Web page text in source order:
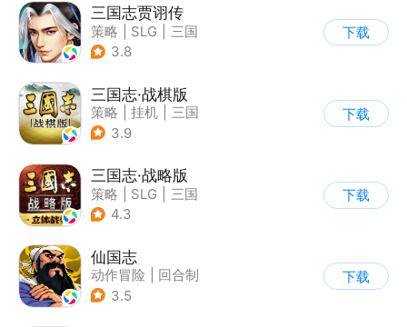
三国志贾诩传
策略 SLG
三国
| 三国志
3.8
下载
三国志·战棋版
策略 挂机
三国
| 三国志
3.9
下载
三国志·战略版
策略 SLG
三国
| 三国志
4.3
下载
仙国志
动作冒险
回合制
| 三国
3.5
下载